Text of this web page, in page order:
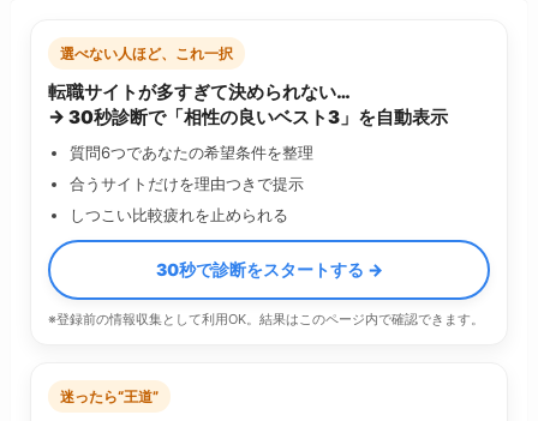
選べない人ほど、これ一択
転職サイトが多すぎて決められない…
→ 30秒診断で「相性の良いベスト3」を自動表示
質問6つであなたの希望条件を整理
合うサイトだけを理由つきで提示
しつこい比較疲れを止められる
30秒で診断をスタートする →
※登録前の情報収集として利用OK。結果はこのページ内で確認できます。
迷ったら“王道”